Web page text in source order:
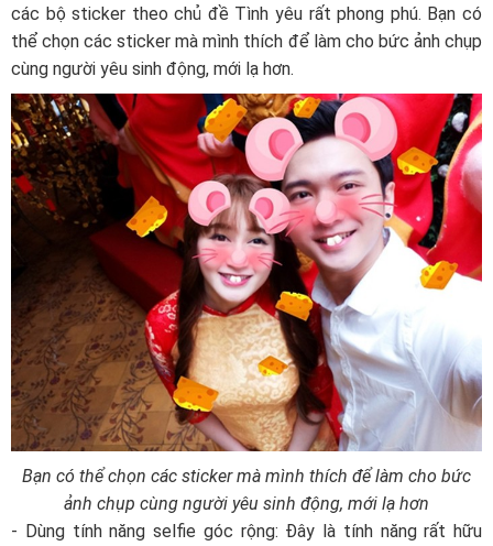
các bộ sticker theo chủ đề Tình yêu rất phong phú. Bạn có
thể chọn các sticker mà mình thích để làm cho bức ảnh chụp
cùng người yêu sinh động, mới lạ hơn.
Bạn có thể chọn các sticker mà mình thích để làm cho bức
ảnh chụp cùng người yêu sinh động, mới lạ hơn
- Dùng tính năng selfie góc rộng: Đây là tính năng rất hữu